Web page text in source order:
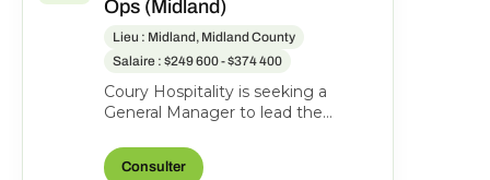
Ops (Midland)
Lieu : Midland, Midland County
Salaire : $249 600 - $374 400
Coury Hospitality is seeking a
General Manager to lead the
the new DoubleTree Midla...
Consulter